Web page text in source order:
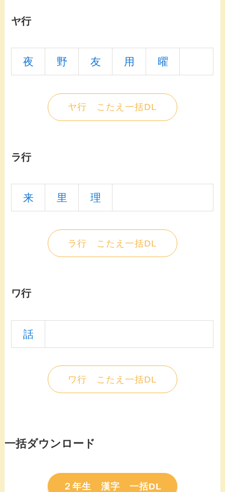
ヤ行
夜 野 友 用 曜
ヤ行 こたえ一括DL
ラ行
来 里 理
ラ行 こたえ一括DL
ワ行
話
ワ行 こたえ一括DL
一括ダウンロード
２年生 漢字 一括DL